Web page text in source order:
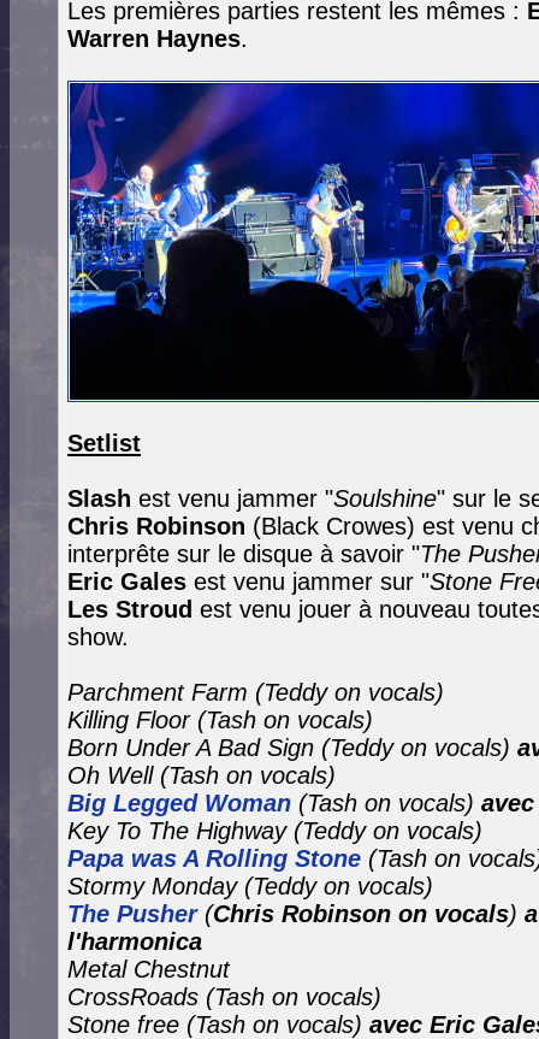
Les premières parties restent les mêmes :
Warren Haynes.
Setlist
Slash est venu jammer "Soulshine" sur le
Chris Robinson (Black Crowes) est venu
interprête sur le disque à savoir "The
Eric Gales est venu jammer sur "Stone
Les Stroud est venu jouer à nouveau
show.
Parchment Farm (Teddy on vocals)
Killing Floor (Tash on vocals)
Born Under A Bad Sign (Teddy on vocals)
Oh Well (Tash on vocals)
Big Legged Woman (Tash on vocals)
Key To The Highway (Teddy on vocals)
Papa was A Rolling Stone (Tash on
Stormy Monday (Teddy on vocals)
The Pusher (Chris Robinson on vocals)
l'harmonica
Metal Chestnut
CrossRoads (Tash on vocals)
Stone free (Tash on vocals) avec Eric